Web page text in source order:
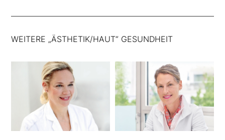
WEITERE „ÄSTHETIK/HAUT“ GESUNDHEIT